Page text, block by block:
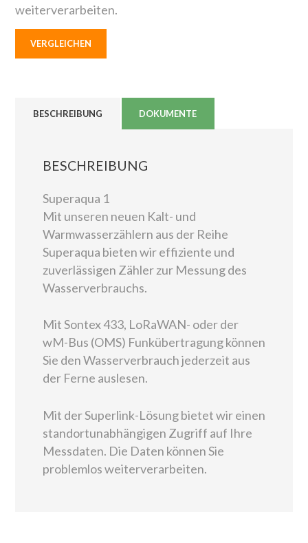
weiterverarbeiten.
VERGLEICHEN
BESCHREIBUNG DOKUMENTE
BESCHREIBUNG
Superaqua 1
Mit unseren neuen Kalt- und
Warmwasserzählern aus der Reihe
Superaqua bieten wir effiziente und
zuverlässigen Zähler zur Messung des
Wasserverbrauchs.
Mit Sontex 433, LoRaWAN- oder der
wM-Bus (OMS) Funkübertragung können
Sie den Wasserverbrauch jederzeit aus
der Ferne auslesen.
Mit der Superlink-Lösung bietet wir einen
standortunabhängigen Zugriff auf Ihre
Messdaten. Die Daten können Sie
problemlos weiterverarbeiten.